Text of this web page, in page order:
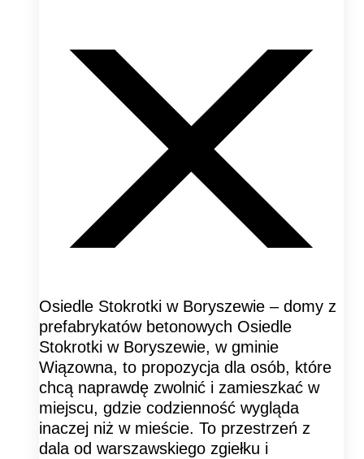
Osiedle Stokrotki w Boryszewie – domy z
prefabrykatów betonowych Osiedle
Stokrotki w Boryszewie, w gminie
Wiązowna, to propozycja dla osób, które
chcą naprawdę zwolnić i zamieszkać w
miejscu, gdzie codzienność wygląda
inaczej niż w mieście. To przestrzeń z
dala od warszawskiego zgiełku i